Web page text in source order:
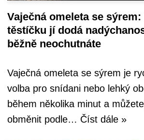
Vaječná omeleta se
těstíčku jí dodá
běžně neochutnáte
Vaječná omeleta se sýrem je
volba pro snídani nebo lehký
během několika minut a
obměnit podle… Číst dále »